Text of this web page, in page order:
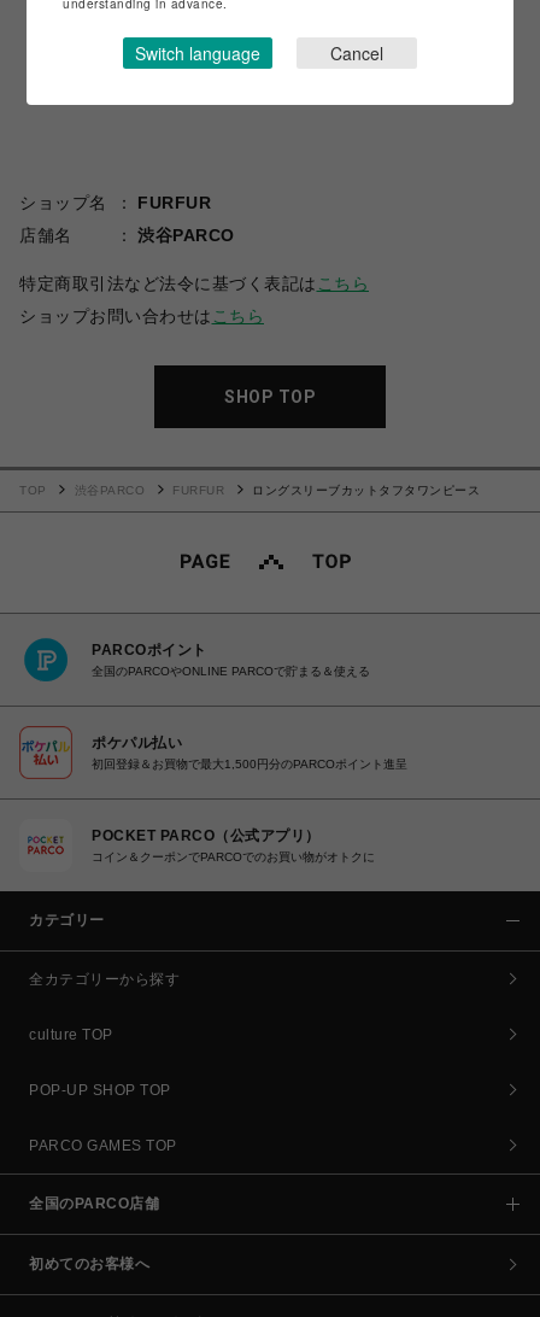
ショップ名
FURFUR
店舗名
渋谷PARCO
特定商取引法など法令に基づく表記は こちら
ショップお問い合わせは こちら
SHOP TOP
TOP 渋谷PARCO FURFUR ロングスリーブカットタフタワンピース
PARCOポイント
全国のPARCOやONLINE PARCOで貯まる＆使える
ポケパル払い
初回登録＆お買物で最大1,500円分のPARCOポイント進呈
POCKET PARCO（公式アプリ）
コイン＆クーポンでPARCOでのお買い物がオトクに
カテゴリー
全カテゴリーから探す
culture TOP
POP-UP SHOP TOP
PARCO GAMES TOP
全国のPARCO店舗
初めてのお客様へ
Switch language Cancel